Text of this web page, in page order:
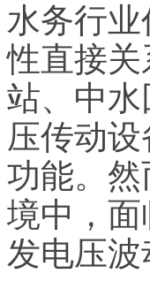
水务行
性直接
站、中
压传动
功能。
境中，
发电压